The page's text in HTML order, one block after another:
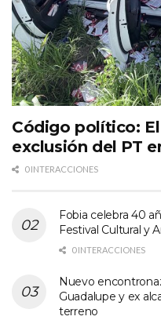
Código político:
exclusión del PT
0 INTERACCIONES
Fobia celebra 40
Festival Cultural y
0 INTERACCIONES
Nuevo
Guadalupe y ex
terreno